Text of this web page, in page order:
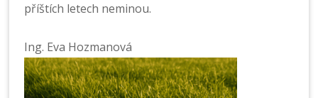
příštích letech neminou.
Ing. Eva Hozmanová